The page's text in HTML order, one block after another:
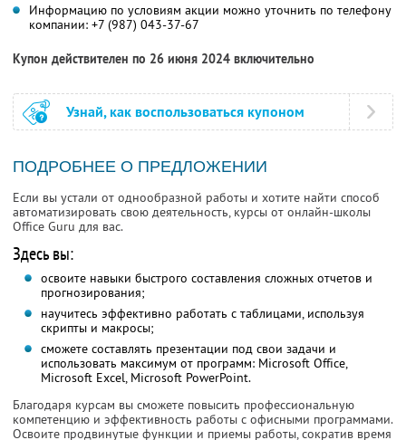
Информацию по условиям акции можно уточнить по телефону
компании: +7 (987) 043-37-67
Купон действителен по 26 июня 2024 включительно
Узнай, как воспользоваться купоном
ПОДРОБНЕЕ О ПРЕДЛОЖЕНИИ
Если вы устали от однообразной работы и хотите найти способ
автоматизировать свою деятельность, курсы от онлайн-школы
Office Guru для вас.
Здесь вы:
освоите навыки быстрого составления сложных отчетов и
прогнозирования;
научитесь эффективно работать с таблицами, используя
скрипты и макросы;
сможете составлять презентации под свои задачи и
использовать максимум от программ: Microsoft Office,
Microsoft Excel, Microsoft PowerPoint.
Благодаря курсам вы сможете повысить профессиональную
компетенцию и эффективность работы с офисными программами.
Освоите продвинутые функции и приемы работы, сократив время